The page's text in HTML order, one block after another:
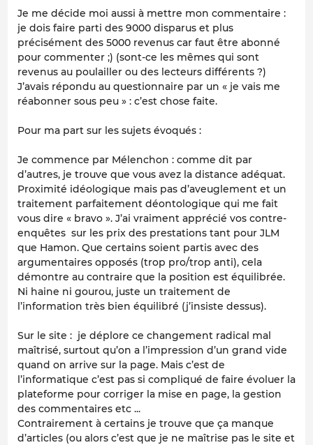
Je me décide moi aussi à mettre mon commentaire :
je dois faire parti des 9000 disparus et plus
précisément des 5000 revenus car faut être abonné
pour commenter ;) (sont-ce les mêmes qui sont
revenus au poulailler ou des lecteurs différents ?)
J’avais répondu au questionnaire par un « je vais me
réabonner sous peu » : c’est chose faite.
Pour ma part sur les sujets évoqués :
Je commence par Mélenchon : comme dit par
d’autres, je trouve que vous avez la distance adéquat.
Proximité idéologique mais pas d’aveuglement et un
traitement parfaitement déontologique qui me fait
vous dire « bravo ». J’ai vraiment apprécié vos contre-
enquêtes sur les prix des prestations tant pour JLM
que Hamon. Que certains soient partis avec des
argumentaires opposés (trop pro/trop anti), cela
démontre au contraire que la position est équilibrée.
Ni haine ni gourou, juste un traitement de
l’information très bien équilibré (j’insiste dessus).
Sur le site : je déplore ce changement radical mal
maîtrisé, surtout qu’on a l’impression d’un grand vide
quand on arrive sur la page. Mais c’est de
l’informatique c’est pas si compliqué de faire évoluer la
plateforme pour corriger la mise en page, la gestion
des commentaires etc ...
Contrairement à certains je trouve que ça manque
d’articles (ou alors c’est que je ne maîtrise pas le site et